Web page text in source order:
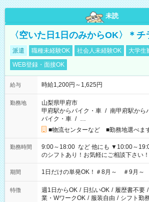
未読
〈空いた日1日のみからOK〉＊
派遣 職種未経験OK 社会人未経験OK 大学生
WEB登録・面接OK
給与 時給1,200円～1,625円
勤務地
山梨県甲府市
甲府駅からバイク・車 / 南甲府駅から
バイク・車 / …
■物流センターなど ■勤務地選べま
勤務時間
9:00～18:00 など 他にも ▼10:00～19:00 ▼18:00～21:00 など
のシフトあり！お気軽にご相談下さい！
期間 1日だけの単発OK！＃8月～ ＃9月～
特徴 週1日からOK / 日払いOK / 履歴書不要 /
業・WワークOK / 服装自由 / シフト勤